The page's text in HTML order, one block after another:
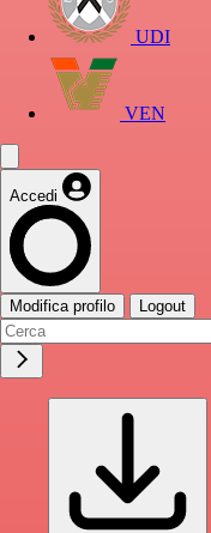
UDI
VEN
Accedi
Modifica profilo Logout